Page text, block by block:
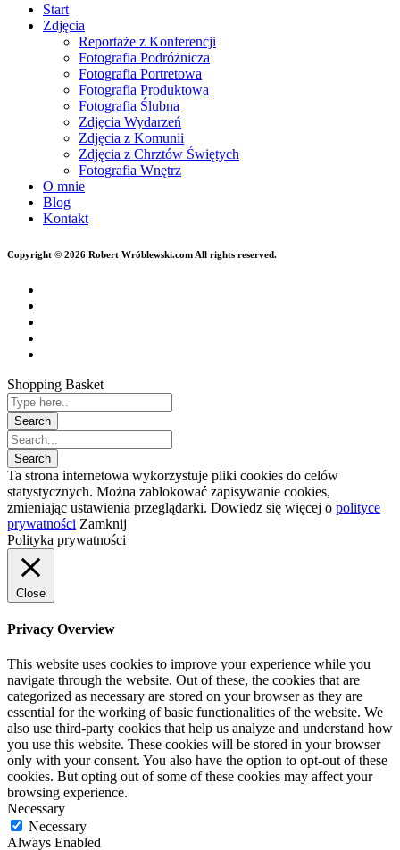
Start
Zdjęcia
Reportaże z Konferencji
Fotografia Podróżnicza
Fotografia Portretowa
Fotografia Produktowa
Fotografia Ślubna
Zdjęcia Wydarzeń
Zdjęcia z Komunii
Zdjęcia z Chrztów Świętych
Fotografia Wnętrz
O mnie
Blog
Kontakt
Copyright © 2026 Robert Wróblewski.com All rights reserved.
Shopping Basket
Ta strona internetowa wykorzystuje pliki cookies do celów
statystycznych. Można zablokować zapisywanie cookies,
zmieniając ustawienia przeglądarki. Dowiedz się więcej o polityce
prywatności Zamknij
Polityka prywatności
Close
Privacy Overview
This website uses cookies to improve your experience while you
navigate through the website. Out of these, the cookies that are
categorized as necessary are stored on your browser as they are
essential for the working of basic functionalities of the website. We
also use third-party cookies that help us analyze and understand how
you use this website. These cookies will be stored in your browser
only with your consent. You also have the option to opt-out of these
cookies. But opting out of some of these cookies may affect your
browsing experience.
Necessary
Necessary
Always Enabled